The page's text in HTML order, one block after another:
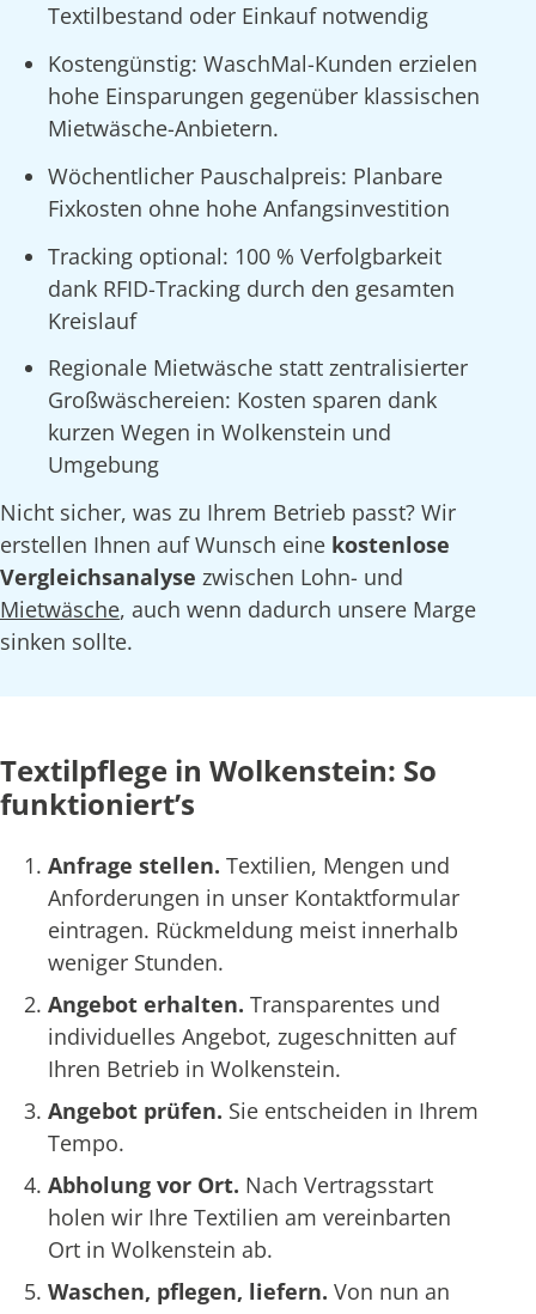
Textilbestand oder Einkauf notwendig
Kostengünstig: WaschMal-Kunden erzielen
hohe Einsparungen gegenüber klassischen
Mietwäsche-Anbietern.
Wöchentlicher Pauschalpreis: Planbare
Fixkosten ohne hohe Anfangsinvestition
Tracking optional: 100 % Verfolgbarkeit
dank RFID-Tracking durch den gesamten
Kreislauf
Regionale Mietwäsche statt zentralisierter
Großwäschereien: Kosten sparen dank
kurzen Wegen in Wolkenstein und
Umgebung
Nicht sicher, was zu Ihrem Betrieb passt? Wir
erstellen Ihnen auf Wunsch eine kostenlose
Vergleichsanalyse zwischen Lohn- und
Mietwäsche, auch wenn dadurch unsere Marge
sinken sollte.
Textilpflege in Wolkenstein: So
funktioniert’s
Anfrage stellen. Textilien, Mengen und
Anforderungen in unser Kontaktformular
eintragen. Rückmeldung meist innerhalb
weniger Stunden.
Angebot erhalten. Transparentes und
individuelles Angebot, zugeschnitten auf
Ihren Betrieb in Wolkenstein.
Angebot prüfen. Sie entscheiden in Ihrem
Tempo.
Abholung vor Ort. Nach Vertragsstart
holen wir Ihre Textilien am vereinbarten
Ort in Wolkenstein ab.
Waschen, pflegen, liefern. Von nun an